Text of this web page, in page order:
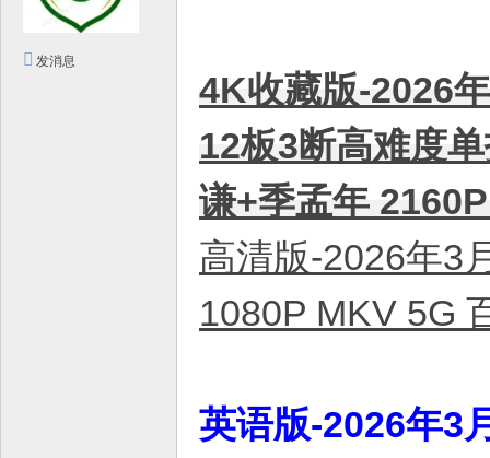
发消息
4K收藏版-2026
12板3断高难度
谦+季孟年
高清版-2026年3
1080P MKV 5G
英语版-2026年3